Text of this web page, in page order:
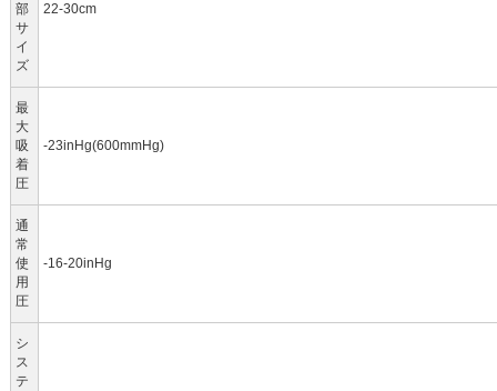
部
サ
イ
ズ
22-30cm
最
大
吸
着
圧
-23inHg(600mmHg)
通
常
使
用
圧
-16-20inHg
シ
ス
テ